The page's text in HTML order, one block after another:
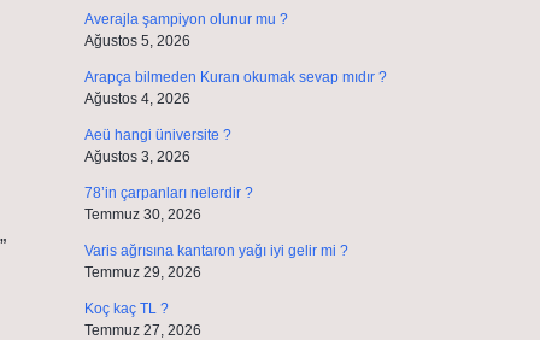
Averajla şampiyon olunur mu ?
Ağustos 5, 2026
Arapça bilmeden Kuran okumak sevap mıdır ?
Ağustos 4, 2026
Aeü hangi üniversite ?
Ağustos 3, 2026
78’in çarpanları nelerdir ?
Temmuz 30, 2026
Varis ağrısına kantaron yağı iyi gelir mi ?
Temmuz 29, 2026
Koç kaç TL ?
Temmuz 27, 2026